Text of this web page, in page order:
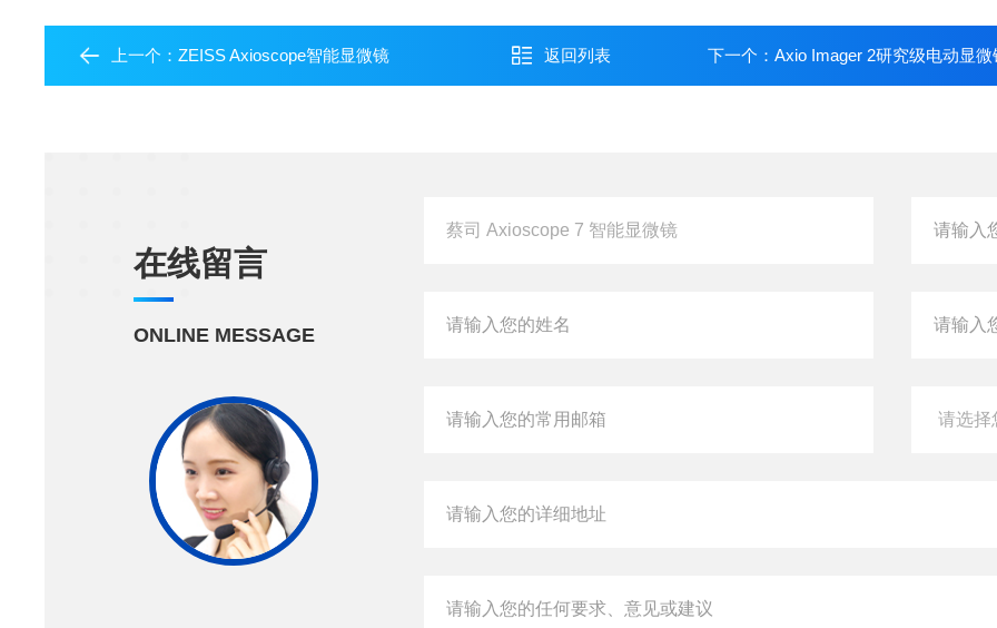
上一个：ZEISS Axioscope智能显微镜 返回列表 下一个： Axio Imager 2研究级电动显微
在线留言
ONLINE MESSAGE